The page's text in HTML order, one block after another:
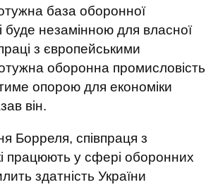
база оборонної
буде незамінною для власної
з європейськими
оборонна промисловість
опорою для економіки
він.
Борреля, співпраця з
працюють у сфері оборонних
здатність України